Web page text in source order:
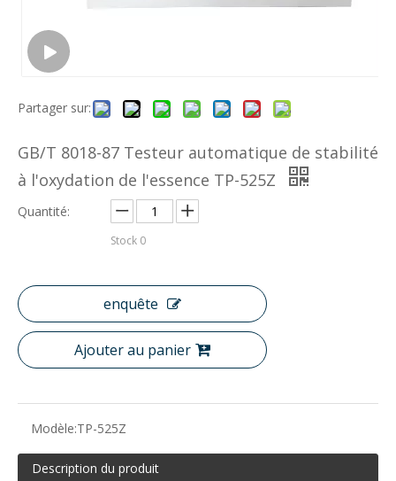
Partager sur:
GB/T 8018-87 Testeur automatique de stabilité
à l'oxydation de l'essence TP-525Z
Quantité:
Stock 0
enquête
Ajouter au panier
Modèle:TP-525Z
Description du produit